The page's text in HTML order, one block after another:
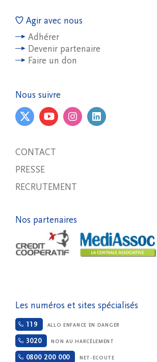
Agir avec nous
Adhérer
Devenir partenaire
Faire un don
Nous suivre
CONTACT
PRESSE
RECRUTEMENT
Nos partenaires
Les numéros et sites spécialisés
119 ALLO ENFANCE EN DANGER
3020 NON AU HARCÈLEMENT
0800 200 000 NET-ECOUTE